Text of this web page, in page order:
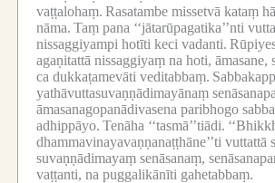
vaṭṭalohaṃ. Rasatambe missetvā kataṃ
nāma. Taṃ pana ‘‘jātarūpagatika’’nti
nissaggiyampi hotīti keci vadanti.
agaṇitattā nissaggiyaṃ na hoti, āmasane,
ca dukkaṭamevāti veditabbaṃ.
yathāvuttasuvaṇṇādimayānaṃ
āmasanagopanādivasena paribhogo
adhippāyo. Tenāha ‘‘tasmā’’tiādi.
dhammavinayavaṇṇanaṭṭhāne’’ti vuttattā
suvaṇṇādimayaṃ senāsanaṃ,
vaṭṭanti, na puggalikānīti gahetabbaṃ.